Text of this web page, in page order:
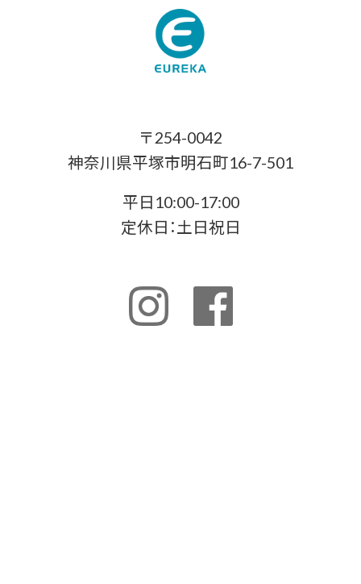
〒254-0042
神奈川県平塚市明石町16-7-501
平日10:00-17:00
定休日：土日祝日